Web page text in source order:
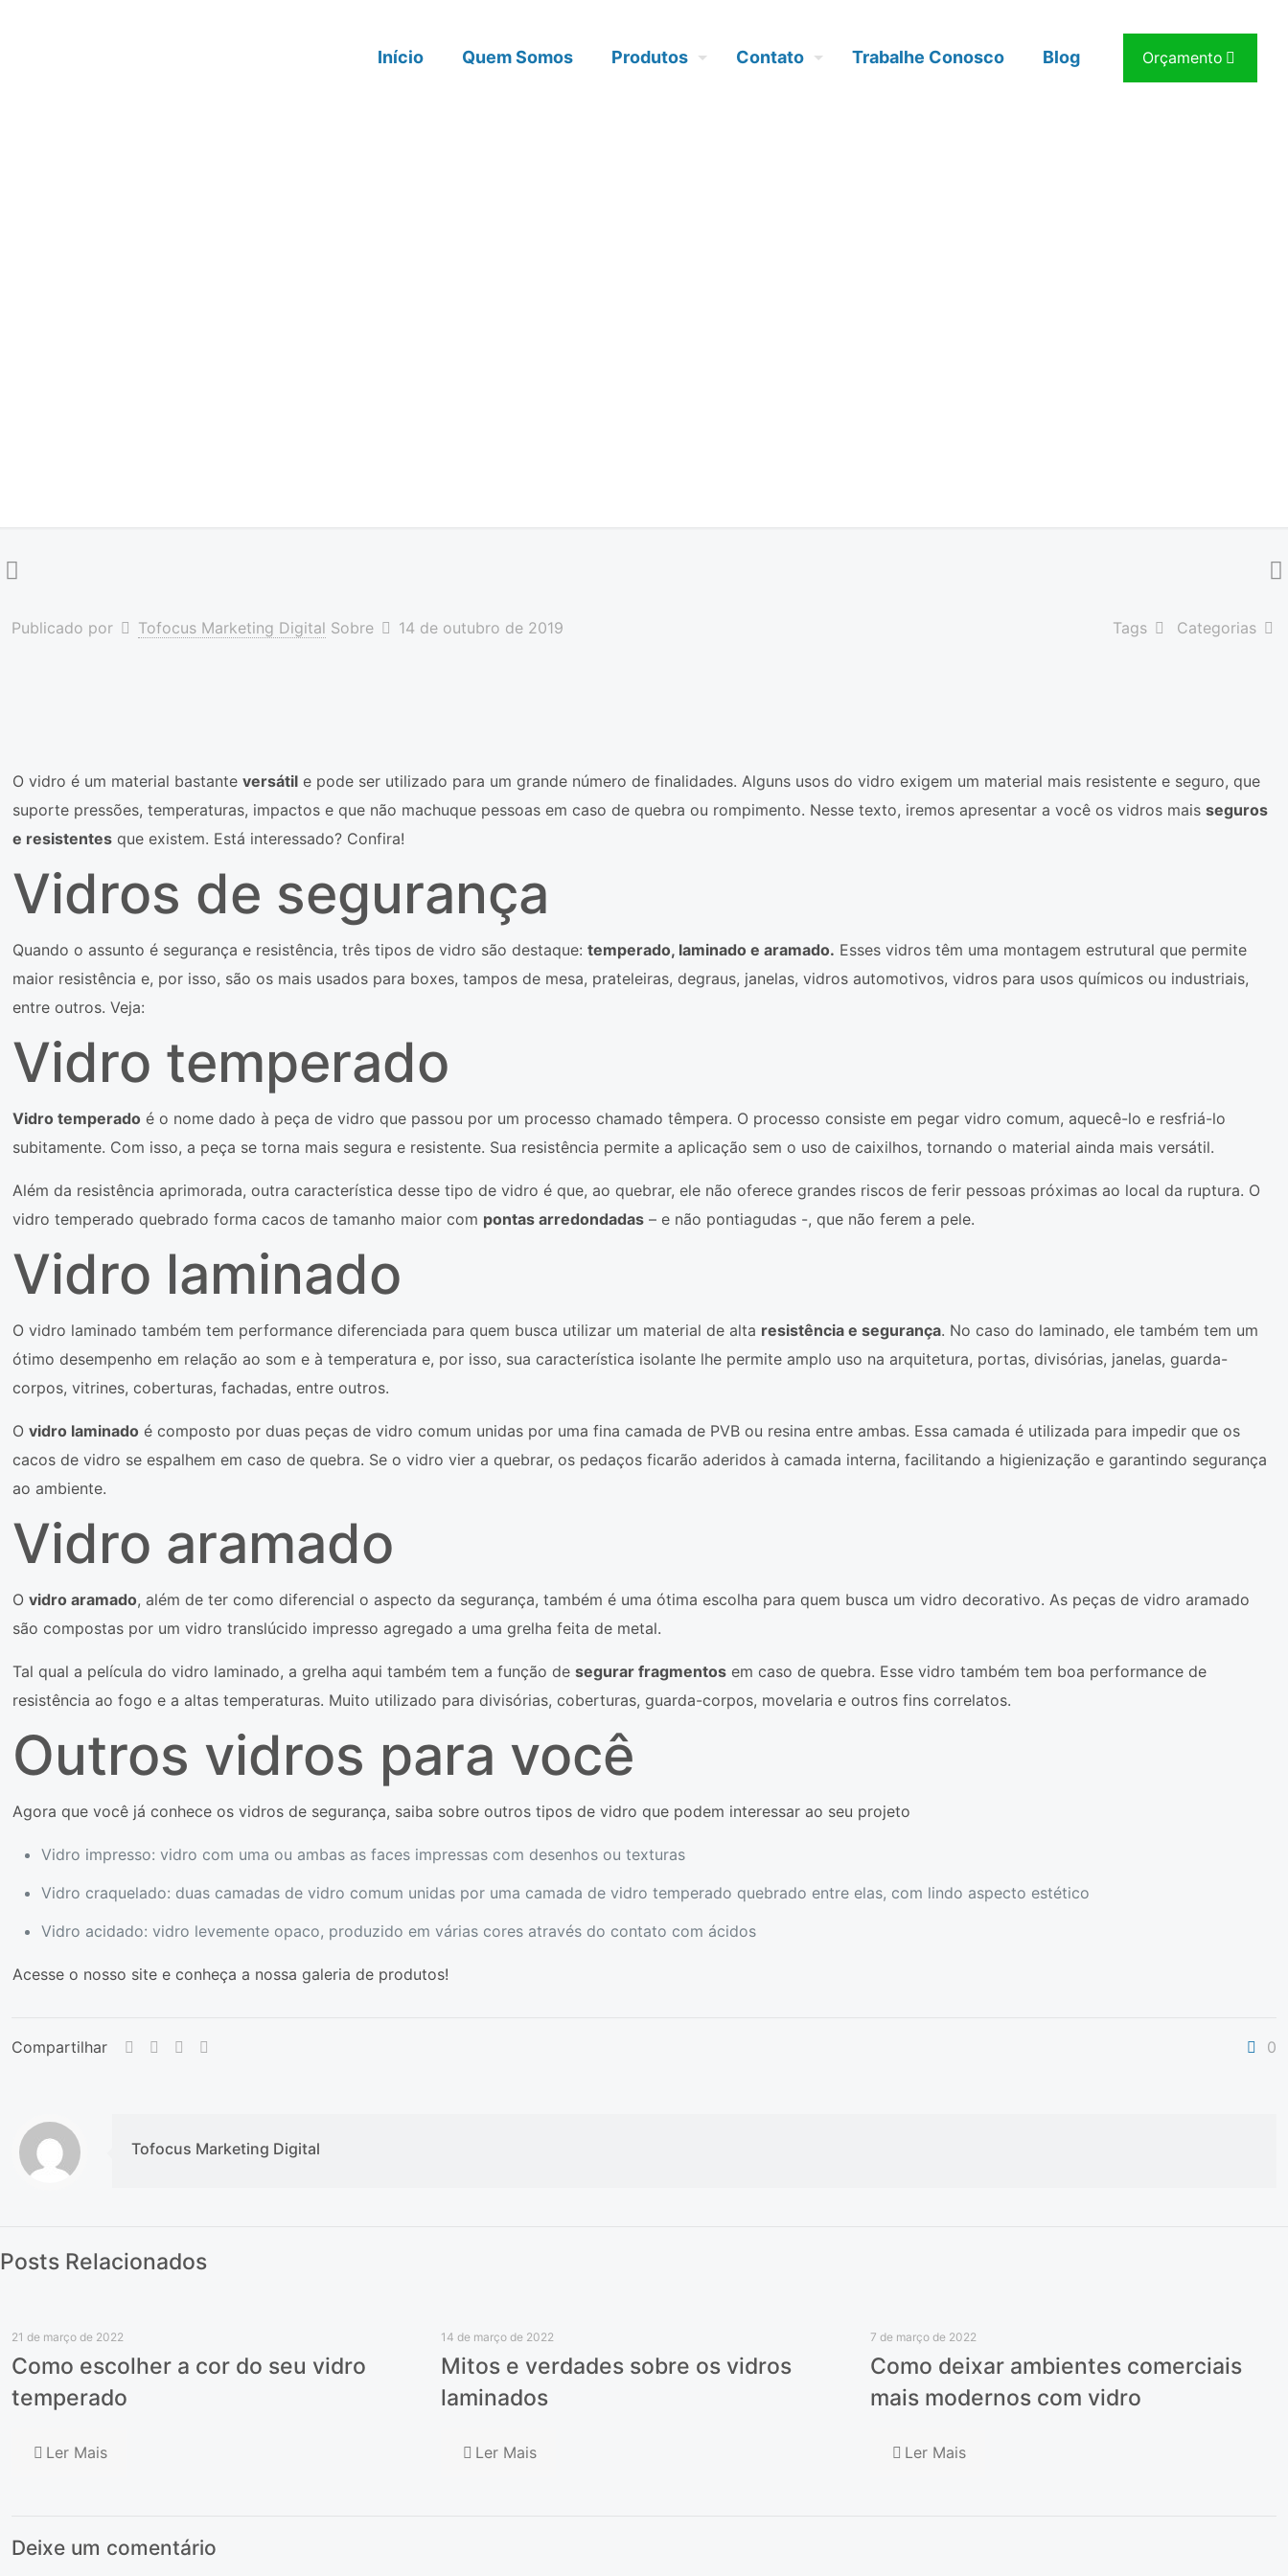
Início Quem Somos Produtos Contato Trabalhe Conosco Blog Orçamento
Publicado por Tofocus Marketing Digital Sobre 14 de outubro de 2019 Categorias
Tags
O vidro é um material bastanteversátil e pode ser utilizado para um grande número de finalidades. Alguns usos do vidro exigem um material mais resistente e seguro, que
suporte pressões, temperaturas, impactos e que não machuque pessoas em caso de quebra ou rompimento. Nesse texto, iremos apresentar a você os vidros maisseguros
e resistentes que existem. Está interessado? Confira!
Vidros de segurança
Quando o assunto é segurança e resistência, três tipos de vidro são destaque:temperado, laminado e aramado. Esses vidros têm uma montagem estrutural que permite
maior resistência e, por isso, são os mais usados para boxes, tampos de mesa, prateleiras, degraus, janelas, vidros automotivos, vidros para usos químicos ou industriais,
entre outros. Veja:
Vidro temperado
Vidro temperado é o nome dado à peça de vidro que passou por um processo chamado têmpera. O processo consiste em pegar vidro comum, aquecê-lo e resfriá-lo
subitamente. Com isso, a peça se torna mais segura e resistente. Sua resistência permite a aplicação sem o uso de caixilhos, tornando o material ainda mais versátil.
Além da resistência aprimorada, outra característica desse tipo de vidro é que, ao quebrar, ele não oferece grandes riscos de ferir pessoas próximas ao local da ruptura. O
vidro temperado quebrado forma cacos de tamanho maior com pontas arredondadas – e não pontiagudas -, que não ferem a pele.
Vidro laminado
O vidro laminado também tem performance diferenciada para quem busca utilizar um material de alta resistência e segurança. No caso do laminado, ele também tem um
ótimo desempenho em relação ao som e à temperatura e, por isso, sua característica isolante lhe permite amplo uso na arquitetura, portas, divisórias, janelas, guarda-
corpos, vitrines, coberturas, fachadas, entre outros.
Ovidro laminado é composto por duas peças de vidro comum unidas por uma fina camada de PVB ou resina entre ambas. Essa camada é utilizada para impedir que os
cacos de vidro se espalhem em caso de quebra. Se o vidro vier a quebrar, os pedaços ficarão aderidos à camada interna, facilitando a higienização e garantindo segurança
ao ambiente.
Vidro aramado
Ovidro aramado, além de ter como diferencial o aspecto da segurança, também é uma ótima escolha para quem busca um vidro decorativo. As peças de vidro aramado
são compostas por um vidro translúcido impresso agregado a uma grelha feita de metal.
Tal qual a película do vidro laminado, a grelha aqui também tem a função desegurar fragmentos em caso de quebra. Esse vidro também tem boa performance de
resistência ao fogo e a altas temperaturas. Muito utilizado para divisórias, coberturas, guarda-corpos, movelaria e outros fins correlatos.
Outros vidros para você
Agora que você já conhece os vidros de segurança, saiba sobre outros tipos de vidro que podem interessar ao seu projeto
Vidro impresso: vidro com uma ou ambas as faces impressas com desenhos ou texturas
Vidro craquelado: duas camadas de vidro comum unidas por uma camada de vidro temperado quebrado entre elas, com lindo aspecto estético
Vidro acidado: vidro levemente opaco, produzido em várias cores através do contato com ácidos
Acesse o nosso site e conheça a nossa galeria de produtos!
Compartilhar 0
Tofocus Marketing Digital
Posts Relacionados
21 de março de 2022
Como escolher a cor do seu vidro
temperado
Ler Mais
14 de março de 2022
Mitos e verdades sobre os vidros
laminados
Ler Mais
7 de março de 2022
Como deixar ambientes comerciais
mais modernos com vidro
Ler Mais
Deixe um comentário